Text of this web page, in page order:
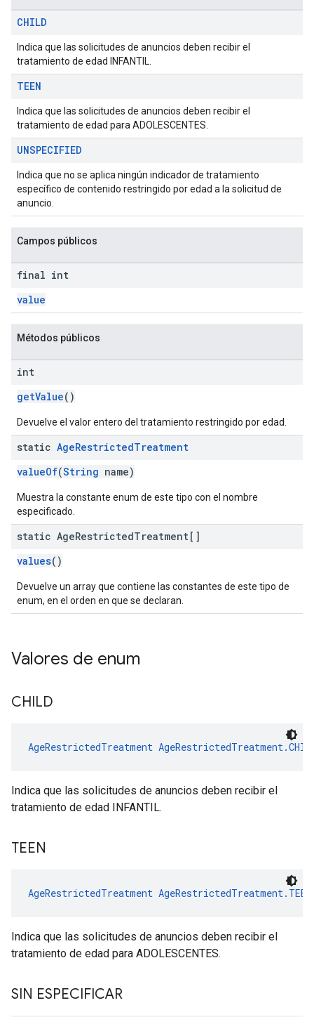
CHILD
Indica que las solicitudes de anuncios deben recibir el
tratamiento de edad INFANTIL.
TEEN
Indica que las solicitudes de anuncios deben recibir el
tratamiento de edad para ADOLESCENTES.
UNSPECIFIED
Indica que no se aplica ningún indicador de tratamiento
específico de contenido restringido por edad a la solicitud de
anuncio.
Campos públicos
final int
value
Métodos públicos
int
getValue()
Devuelve el valor entero del tratamiento restringido por edad.
static AgeRestrictedTreatment
valueOf(String name)
Muestra la constante enum de este tipo con el nombre
especificado.
static AgeRestrictedTreatment[]
values()
Devuelve un array que contiene las constantes de este tipo de
enum, en el orden en que se declaran.
Valores de enum
CHILD
AgeRestrictedTreatment
Indica que las solicitudes de anuncios deben recibir el
tratamiento de edad INFANTIL.
TEEN
AgeRestrictedTreatment AgeRestrictedTreatment.TEEN
Indica que las solicitudes de anuncios deben recibir el
tratamiento de edad para ADOLESCENTES.
SIN ESPECIFICAR